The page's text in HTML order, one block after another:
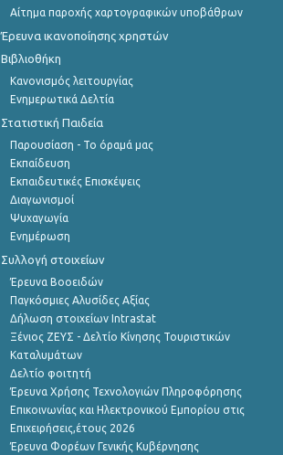
Αίτημα παροχής χαρτογραφικών υποβάθρων
Έρευνα ικανοποίησης χρηστών
Βιβλιοθήκη
Κανονισμός λειτουργίας
Ενημερωτικά Δελτία
Στατιστική Παιδεία
Παρουσίαση - Το όραμά μας
Εκπαίδευση
Εκπαιδευτικές Επισκέψεις
Διαγωνισμοί
Ψυχαγωγία
Ενημέρωση
Συλλογή στοιχείων
Έρευνα Βοοειδών
Παγκόσμιες Αλυσίδες Αξίας
Δήλωση στοιχείων Intrastat
Ξένιος ΖΕΥΣ - Δελτίο Κίνησης Τουριστικών
Καταλυμάτων
Δελτίο φοιτητή
Έρευνα Χρήσης Τεχνολογιών Πληροφόρησης
Επικοινωνίας και Ηλεκτρονικού Εμπορίου στις
Επιχειρήσεις,έτους 2026
Έρευνα Φορέων Γενικής Κυβέρνησης